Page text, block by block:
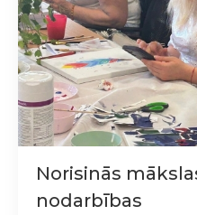
Norisinās
nodarbības